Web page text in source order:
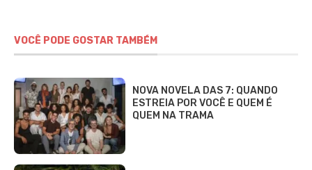
VOCÊ PODE GOSTAR TAMBÉM
NOVA NOVELA DAS 7: QUANDO
ESTREIA POR VOCÊ E QUEM É
QUEM NA TRAMA